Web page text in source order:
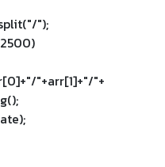
");
"+arr[1]+"/"+